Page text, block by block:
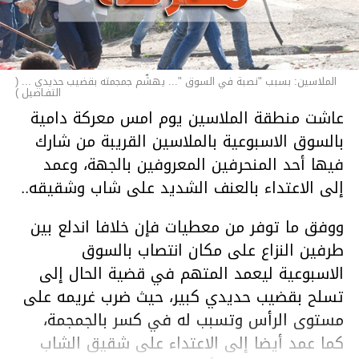
الملاسين: بسبب "نصبة في السوق "... يهشّم جمجمته بقضيب حديدي ... (
التفـاصيل )
عاشت منطقة الملاسين يوم امس معركة دامية
بالسوق الاسبوعية بالملاسين القريبة من شارك
فيها أحد المنحرفين المعروفين بالجهة، وعمد
إلى الاعتداء بالعنف الشديد على شاب وشقيقه..
ووفق ما توفر من معطيات فإن خلافا اندلع بين
طرفين النزاع على مكان انتصاب بالسوق
الاسبوعية ليعمد المتهم في قضية الحال إلى
تسلح بقضيب حديدي كبير، حيث ضرب غريمه على
مستوى الرأس وتسبب له في كسر بالجمجمة،
كما عمد أيضا إلى الاعتداء على شقيق الشاب